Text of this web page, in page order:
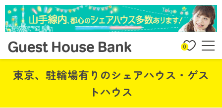
0
東京、駐輪場有りのシェアハウス・ゲス
トハウス